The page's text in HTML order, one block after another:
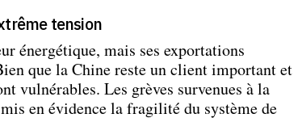
tension
énergétique, mais ses exportations
que la Chine reste un client important et
vulnérables. Les grèves survenues à la
en évidence la fragilité du système de